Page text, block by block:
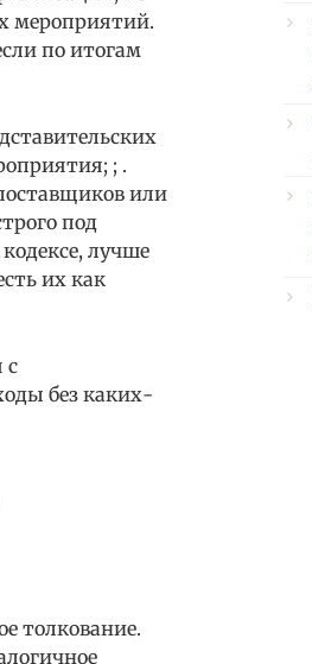
мероприятий.
по итогам
; .
или
под
лучше
их как
с
без каких-
толкование.